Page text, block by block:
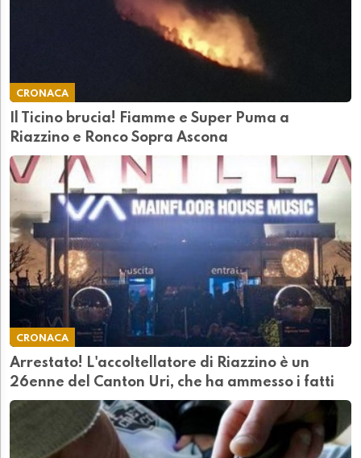
CRONACA
Il Ticino brucia! Fiamme e Super Puma a
Riazzino e Ronco Sopra Ascona
CRONACA
Arrestato! L'accoltellatore di Riazzino è un
26enne del Canton Uri, che ha ammesso i fatti